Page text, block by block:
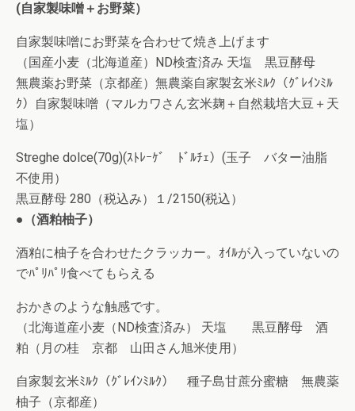
(自家製味噌＋お野菜）
自家製味噌にお野菜を合わせて焼き上げます
（国産小麦（北海道産）ND検査済み 天塩 黒豆酵母
無農薬お野菜（京都産）無農薬自家製玄米ﾐﾙｸ（ｸﾞﾚｲﾝﾐﾙ
ｸ）自家製味噌（マルカワさん玄米麹＋自然栽培大豆＋天
塩）
Streghe dolce(70g)(ｽﾄﾚｰｹﾞ ﾄﾞﾙﾁｪ）(玉子 バター油脂
不使用）
黒豆酵母 280（税込み）１/2150(税込）
●（酒粕柚子）
酒粕に柚子を合わせたクラッカー。ｵｲﾙが入っていないの
でﾊﾟﾘﾊﾟﾘ食べてもらえる
おかきのような触感です。
（北海道産小麦（ND検査済み） 天塩 黒豆酵母 酒
粕（月の桂 京都 山田さん旭米使用）
自家製玄米ﾐﾙｸ（ｸﾞﾚｲﾝﾐﾙｸ） 種子島甘蔗分蜜糖 無農薬
柚子（京都産）